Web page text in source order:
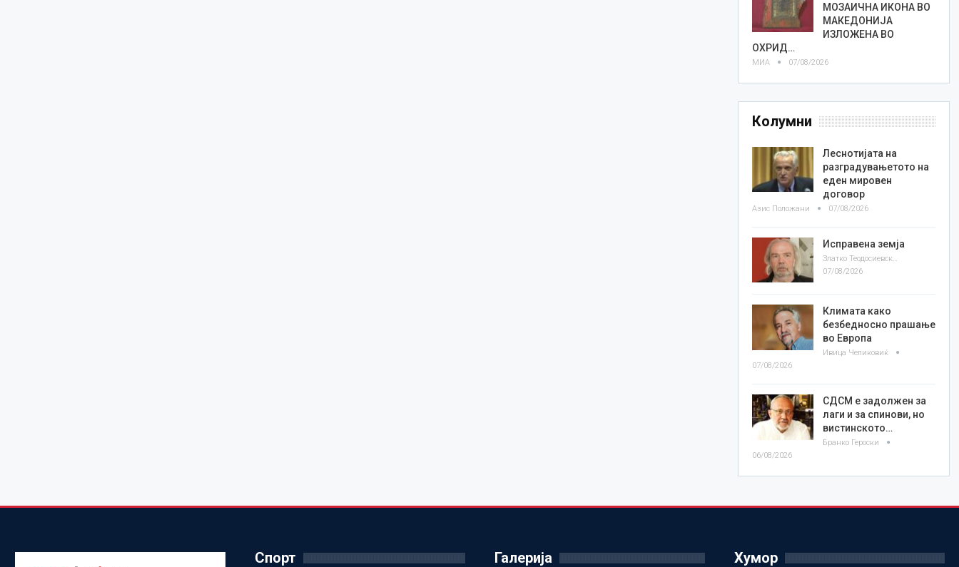
МОЗАИЧНА ИКОНА ВО
МАКЕДОНИЈА
ИЗЛОЖЕНА ВО
ОХРИД…
МИА 07/08/2026
Колумни
Леснотијата на
разградувањетото на
еден мировен
договор
Азис Положани 07/08/2026
Исправена земја
Златко Теодосиевски
07/08/2026
Климата како
безбедносно прашање
во Европа
Ивица Челиковиќ
07/08/2026
СДСМ е задолжен за
лаги и за спинови, но
вистинското…
Бранко Героски
06/08/2026
Спорт Галерија Хумор